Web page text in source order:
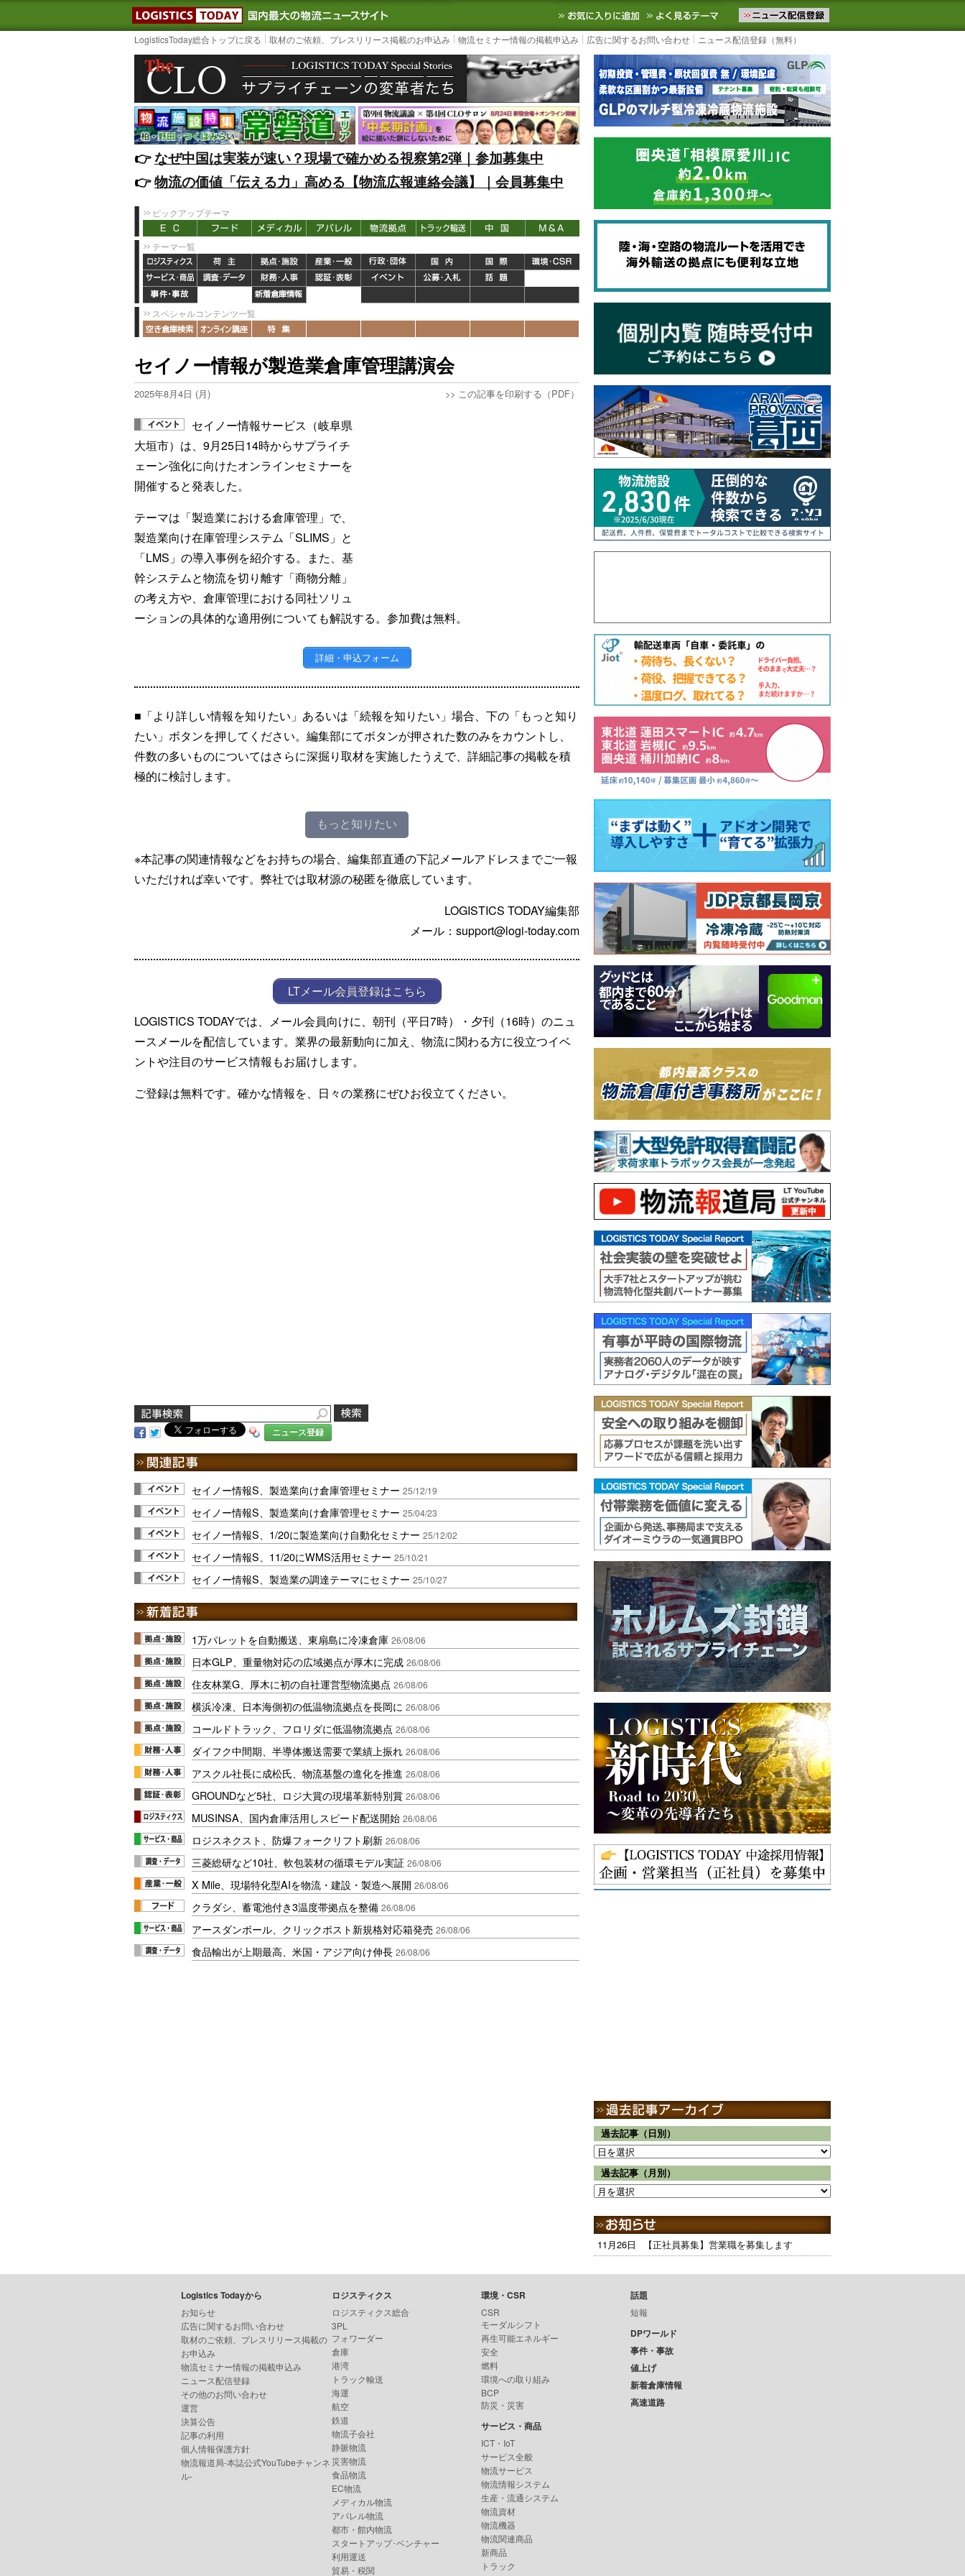
LOGISTICS TODAY｜国内最大の物流ニュースサイト3PL, SCMなど国内外の最新の物流ニュースをお届けします。物流ニュースメール配信を登録す
お気に入りに追加 よく見るテーマ
LogisticsToday総合トップに戻る 取材のご依頼、プレスリリース掲載のお申込み 物流セミナー情報の掲載申込み 広告に関するお問い合わせ ニュース配信登録（無料）
👉️なぜ中国は実装が速い？現場で確かめる視察第2弾｜参加募集中
👉️物流の価値「伝える力」高める【物流広報連絡会議】｜会員募集中
ピックアップテーマ
テーマ一覧
スペシャルコンテンツ一覧
セイノー情報が製造業倉庫管理講演会
2025年8月4日 (月) >> この記事を印刷する（PDF）
セイノー情報サービス（岐阜県
大垣市）は、9月25日14時からサプライチ
ェーン強化に向けたオンラインセミナーを
開催すると発表した。
テーマは「製造業における倉庫管理」で、
製造業向け在庫管理システム「SLIMS」と
「LMS」の導入事例を紹介する。また、基
幹システムと物流を切り離す「商物分離」
の考え方や、倉庫管理における同社ソリュ
ーションの具体的な適用例についても解説する。参加費は無料。
詳細・申込フォーム
■「より詳しい情報を知りたい」あるいは「続報を知りたい」場合、下の「もっと知り
たい」ボタンを押してください。編集部にてボタンが押された数のみをカウントし、
件数の多いものについてはさらに深掘り取材を実施したうえで、詳細記事の掲載を積
極的に検討します。
もっと知りたい
※本記事の関連情報などをお持ちの場合、編集部直通の下記メールアドレスまでご一報
いただければ幸いです。弊社では取材源の秘匿を徹底しています。
LOGISTICS TODAY編集部
メール：support@logi-today.com
LTメール会員登録はこちら
LOGISTICS TODAYでは、メール会員向けに、朝刊（平日7時）・夕刊（16時）のニュ
ースメールを配信しています。業界の最新動向に加え、物流に関わる方に役立つイベ
ントや注目のサービス情報もお届けします。
ご登録は無料です。確かな情報を、日々の業務にぜひお役立てください。
ニュース登録
セイノー情報S、製造業向け倉庫管理セミナー 25/12/19
セイノー情報S、製造業向け倉庫管理セミナー 25/04/23
セイノー情報S、1/20に製造業向け自動化セミナー 25/12/02
セイノー情報S、11/20にWMS活用セミナー 25/10/21
セイノー情報S、製造業の調達テーマにセミナー 25/10/27
1万パレットを自動搬送、東扇島に冷凍倉庫 26/08/06
日本GLP、重量物対応の広域拠点が厚木に完成 26/08/06
住友林業G、厚木に初の自社運営型物流拠点 26/08/06
横浜冷凍、日本海側初の低温物流拠点を長岡に 26/08/06
コールドトラック、フロリダに低温物流拠点 26/08/06
ダイフク中間期、半導体搬送需要で業績上振れ 26/08/06
アスクル社長に成松氏、物流基盤の進化を推進 26/08/06
GROUNDなど5社、ロジ大賞の現場革新特別賞 26/08/06
MUSINSA、国内倉庫活用しスピード配送開始 26/08/06
ロジスネクスト、防爆フォークリフト刷新 26/08/06
三菱総研など10社、軟包装材の循環モデル実証 26/08/06
X Mile、現場特化型AIを物流・建設・製造へ展開 26/08/06
クラダシ、蓄電池付き3温度帯拠点を整備 26/08/06
アースダンボール、クリックポスト新規格対応箱発売 26/08/06
食品輸出が上期最高、米国・アジア向け伸長 26/08/06
過去記事（日別）
過去記事（月別）
11月26日 【正社員募集】営業職を募集します
Logistics Todayから
お知らせ
広告に関するお問い合わせ
取材のご依頼、プレスリリース掲載の
お申込み
物流セミナー情報の掲載申込み
ニュース配信登録
その他のお問い合わせ
運営
決算公告
記事の利用
個人情報保護方針
物流報道局-本誌公式YouTubeチャンネ
ル-
ロジスティクス
ロジスティクス総合
3PL
フォワーダー
倉庫
港湾
トラック輸送
海運
航空
鉄道
物流子会社
静脈物流
災害物流
食品物流
EC物流
メディカル物流
アパレル物流
都市・館内物流
スタートアップ･ベンチャー
利用運送
貿易・税関
環境・CSR
CSR
モーダルシフト
再生可能エネルギー
安全
燃料
環境への取り組み
BCP
防災・災害
サービス・商品
ICT・IoT
サービス全般
物流サービス
物流情報システム
生産・流通システム
物流資材
物流機器
物流関連商品
新商品
トラック
話題
短報
DPワールド
事件・事故
値上げ
新着倉庫情報
高速道路